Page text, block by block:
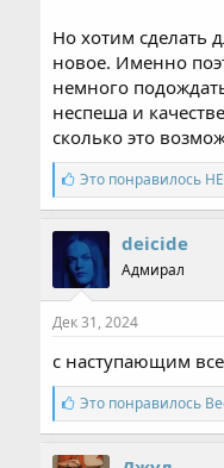
Но хотим сделать
новое. Именно
немного
неспеша и
сколько это
С
и
м
п
а
т
и
:
Это понравилось
deicide
Адмирал
Дек 31, 2024
с наступающим
С
и
м
п
Это понравилось